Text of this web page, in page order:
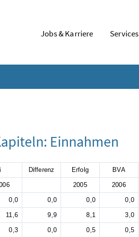
Jobs & Karriere Services
Einnahmen
Differenz Erfolg BVA
2005 2006
0,0 0,0 0,0 0,0
11,6 9,9 8,1 3,0
0,3 0,0 0,5 0,5